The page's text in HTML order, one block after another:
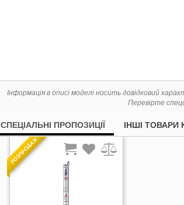
Інформація в описі моделі носить довідковий
Перевірте
СПЕЦІАЛЬНІ ПРОПОЗИЦІЇ ІНШІ ТОВАРИ
РОЗПРОДАЖ